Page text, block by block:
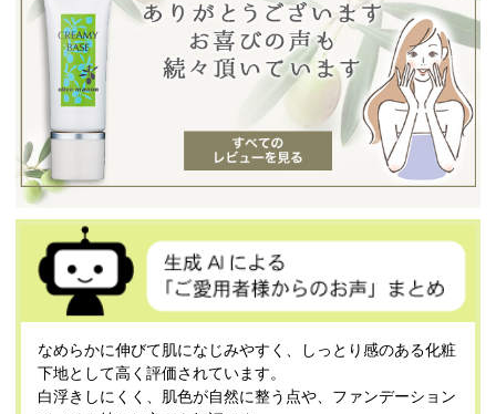
なめらかに伸びて肌になじみやすく、しっとり感のある化粧
下地として高く評価されています。
白浮きしにくく、肌色が自然に整う点や、ファンデーション